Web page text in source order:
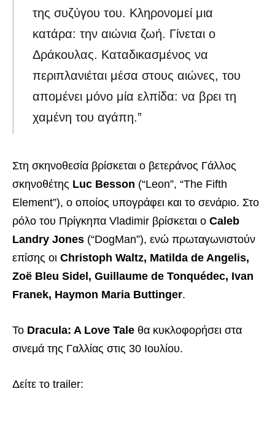
της συζύγου του. Κληρονομεί μια
κατάρα: την αιώνια ζωή. Γίνεται ο
Δράκουλας. Καταδικασμένος να
περιπλανιέται μέσα στους αιώνες, του
απομένει μόνο μία ελπίδα: να βρει τη
χαμένη του αγάπη.”
Στη σκηνοθεσία βρίσκεται ο βετεράνος Γάλλος
σκηνοθέτης Luc Besson (“Leon”, “The Fifth
Element”), ο οποίος υπογράφει και το σενάριο. Στο
ρόλο του Πρίγκηπα Vladimir βρίσκεται ο Caleb
Landry Jones (“DogMan”), ενώ πρωταγωνιστούν
επίσης οι Christoph Waltz, Matilda de Angelis,
Zoë Bleu Sidel, Guillaume de Tonquédec, Ivan
Franek, Haymon Maria Buttinger.
Το Dracula: A Love Tale θα κυκλοφορήσει στα
σινεμά της Γαλλίας στις 30 Ιουλίου.
Δείτε το trailer: